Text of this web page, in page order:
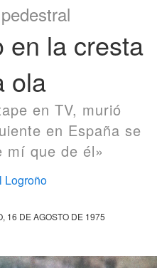
en la cresta
ola
en TV, murió
en España se
mí que de él»
Logroño
16 DE AGOSTO DE 1975